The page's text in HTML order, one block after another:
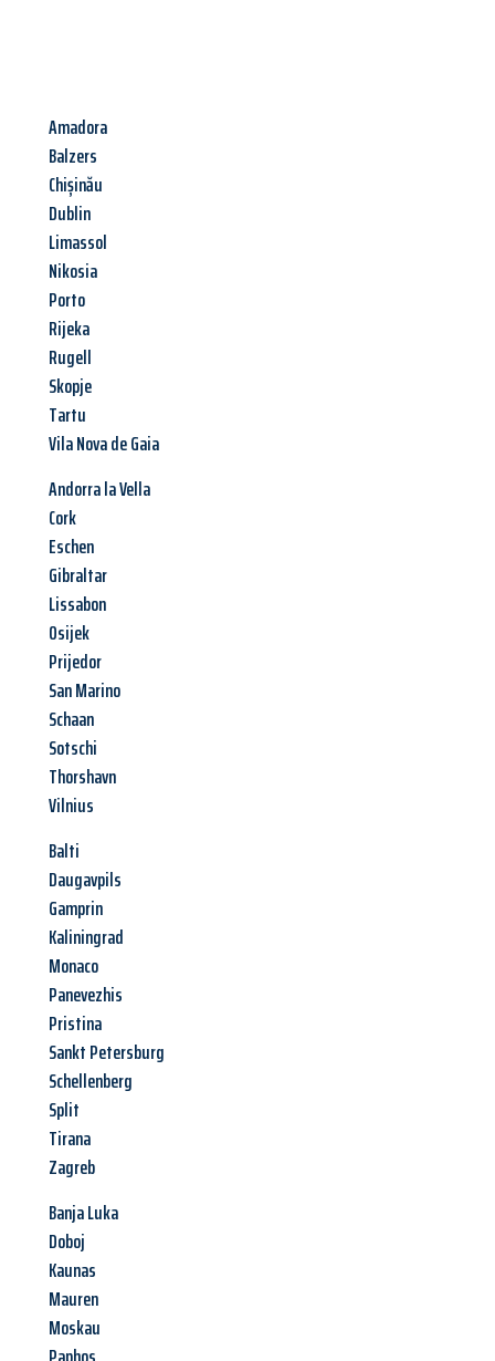
Amadora
Balzers
Chișinău
Dublin
Limassol
Nikosia
Porto
Rijeka
Rugell
Skopje
Tartu
Vila Nova de Gaia
Andorra la Vella
Cork
Eschen
Gibraltar
Lissabon
Osijek
Prijedor
San Marino
Schaan
Sotschi
Thorshavn
Vilnius
Balti
Daugavpils
Gamprin
Kaliningrad
Monaco
Panevezhis
Pristina
Sankt Petersburg
Schellenberg
Split
Tirana
Zagreb
Banja Luka
Doboj
Kaunas
Mauren
Moskau